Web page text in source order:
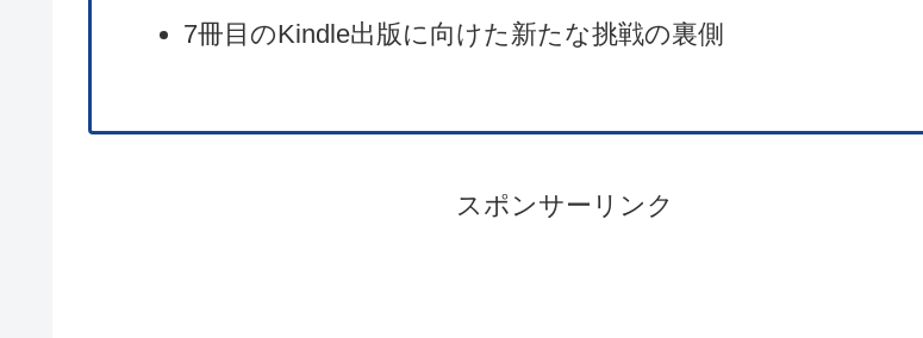
7冊目のKindle出版に向けた新たな挑戦の裏側
スポンサーリンク